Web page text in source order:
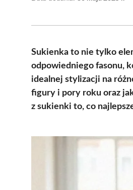
Sukienka to nie tylko
odpowiedniego fasonu,
idealnej stylizacji na
figury i pory roku oraz
z sukienki to, co